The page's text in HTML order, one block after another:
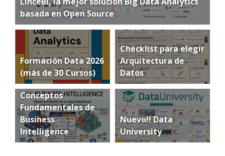
basada en Open Source
Formación Data 2026
(más de 30 Cursos)
Checklist para elegir
Arquitectura de
Datos
Conceptos
Fundamentales de
Business
Intelligence
Nuevo!! Data
University